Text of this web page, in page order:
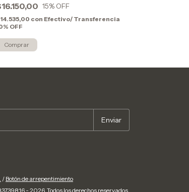
15% OFF
con Efectivo/ Transferencia
OFF
/ Botón de arrepentimiento
- 2026. Todos los derechos reservados.